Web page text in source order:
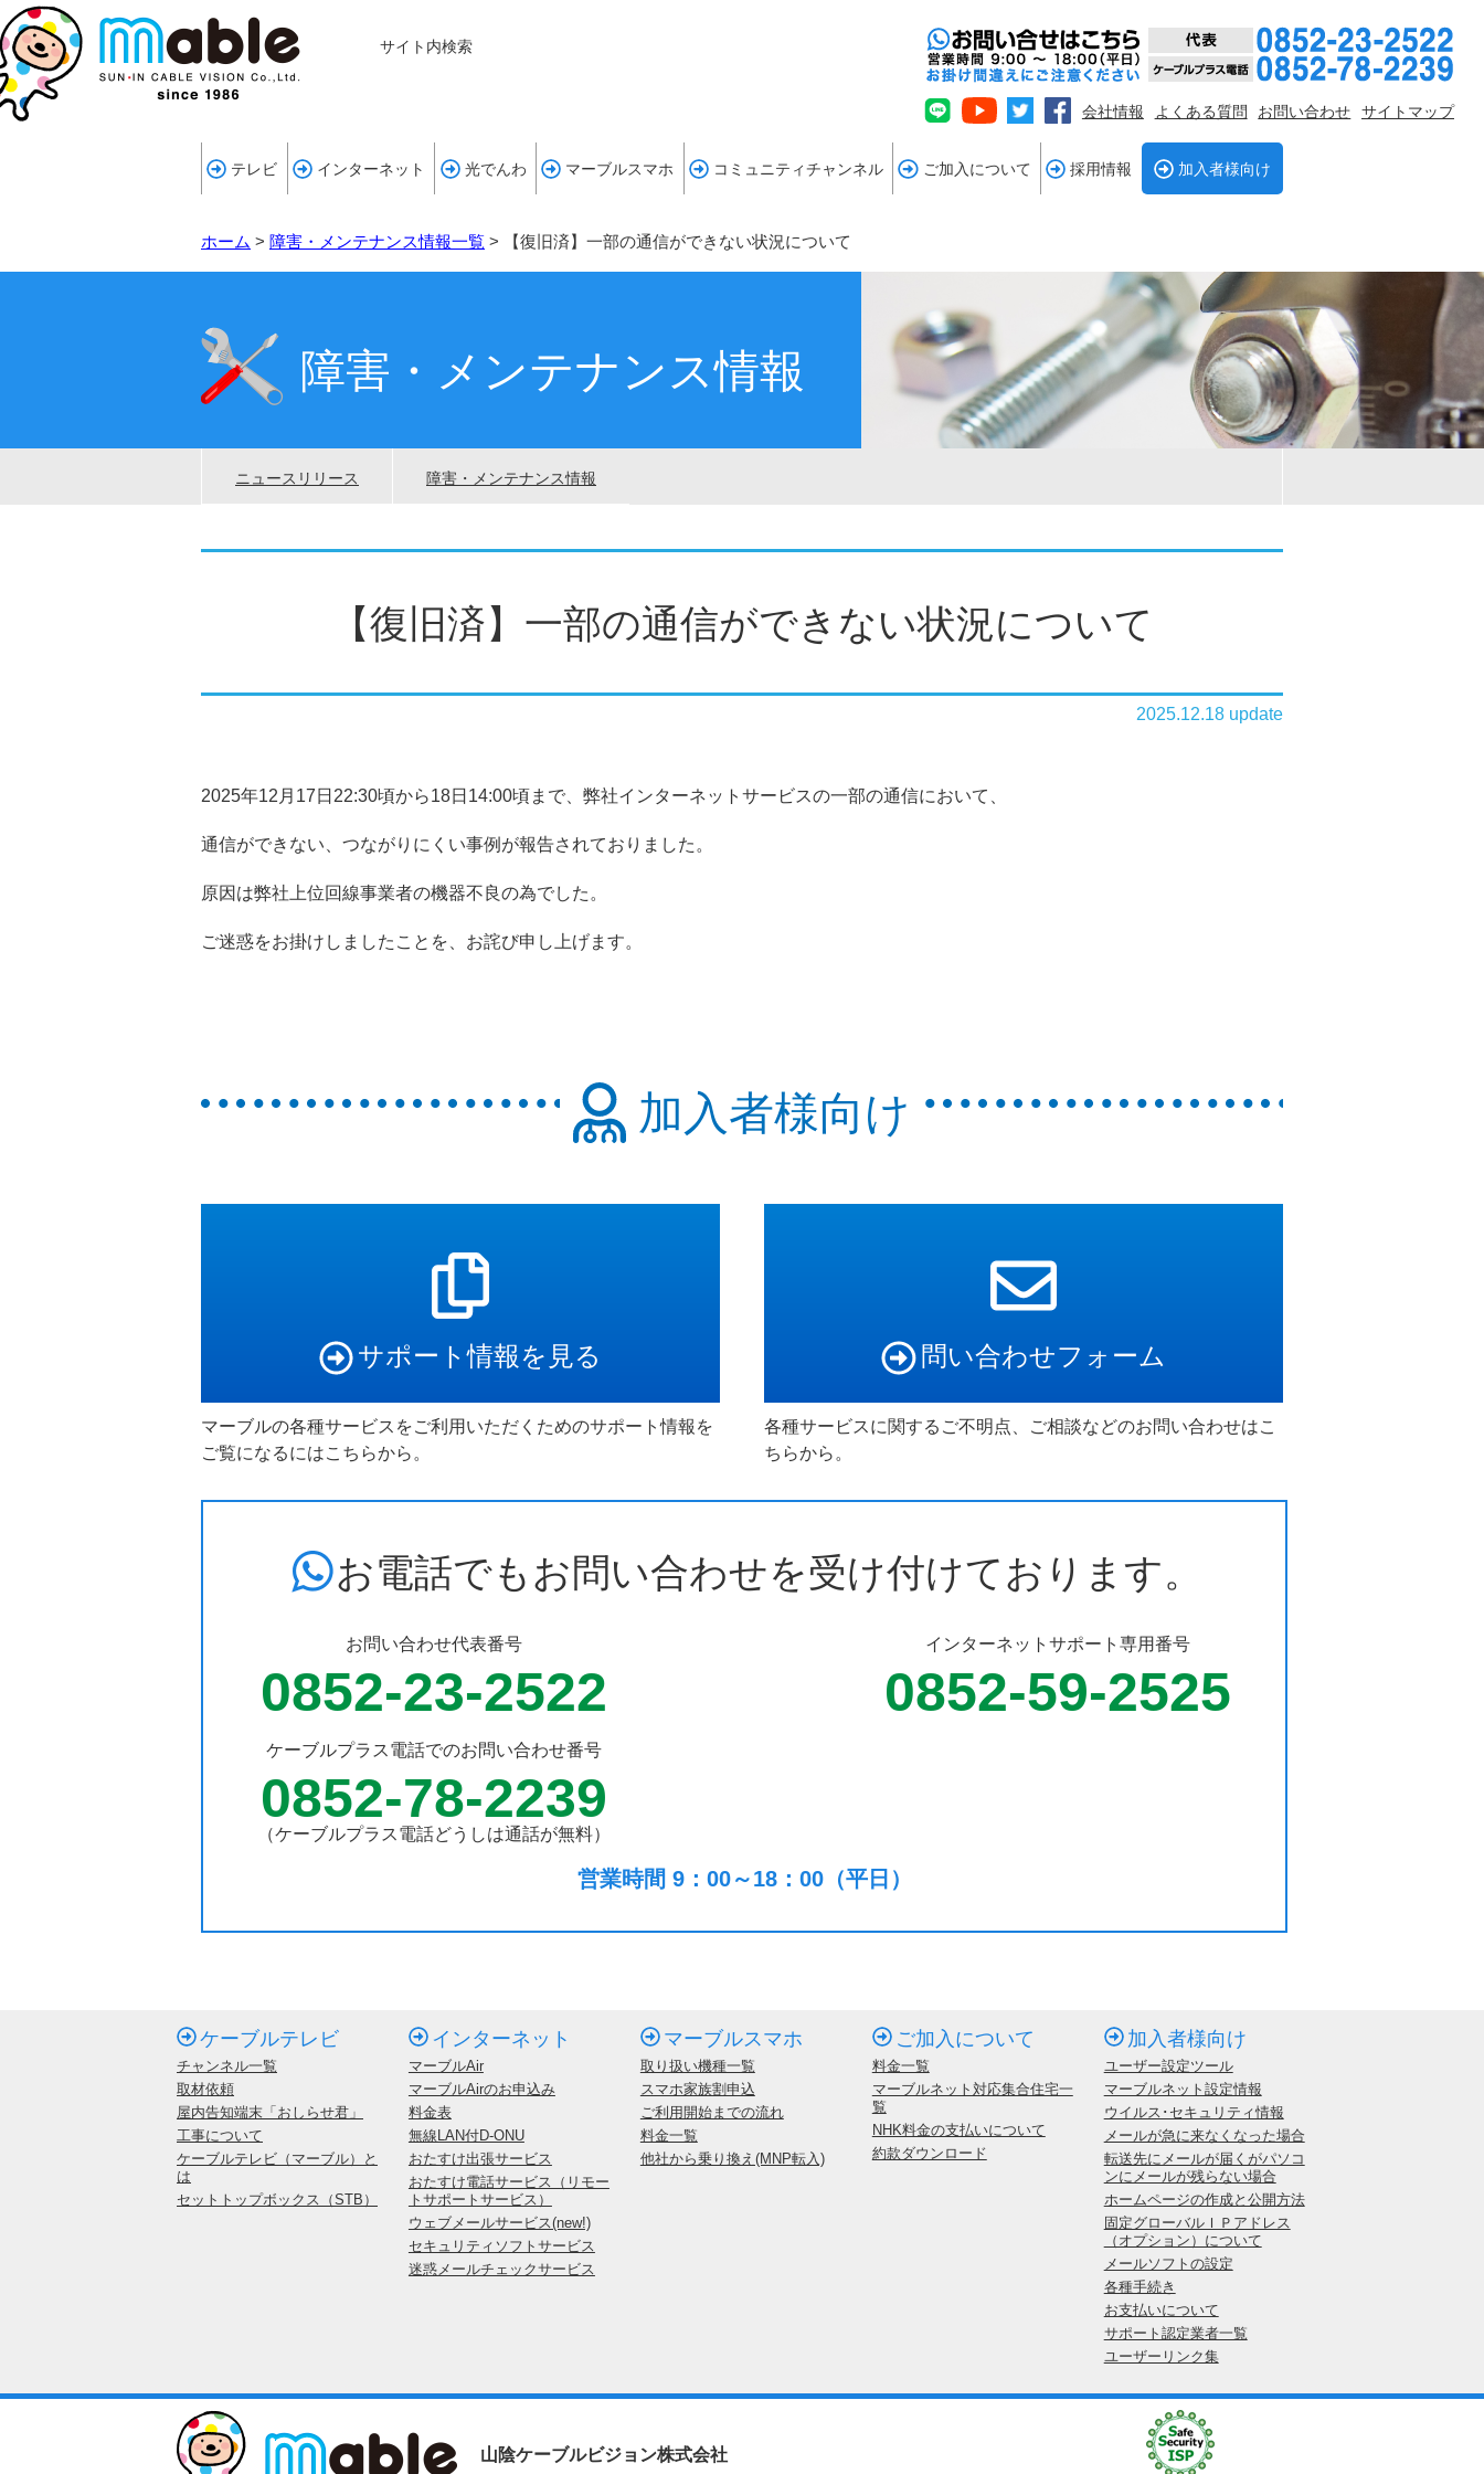
サイト内検索
会社情報 よくある質問 お問い合わせ サイトマップ
テレビ インターネット 光でんわ マーブルスマホ コミュニティチャンネル ご加入について 採用情報 加入者様向け
ホーム > 障害・メンテナンス情報一覧 > 【復旧済】一部の通信ができない状況について
障害・メンテナンス情報
ニュースリリース 障害・メンテナンス情報
【復旧済】一部の通信ができない状況について
2025.12.18 update
2025年12月17日22:30頃から18日14:00頃まで、弊社インターネットサービスの一部の通信において、
通信ができない、つながりにくい事例が報告されておりました。
原因は弊社上位回線事業者の機器不良の為でした。
ご迷惑をお掛けしましたことを、お詫び申し上げます。
加入者様向け
サポート情報を見る
マーブルの各種サービスをご利用いただくためのサポート情報を
ご覧になるにはこちらから。
問い合わせフォーム
各種サービスに関するご不明点、ご相談などのお問い合わせはこ
ちらから。
お電話でもお問い合わせを受け付けております。
お問い合わせ代表番号
0852-23-2522
ケーブルプラス電話でのお問い合わせ番号
0852-78-2239
（ケーブルプラス電話どうしは通話が無料）
インターネットサポート専用番号
0852-59-2525
営業時間 9：00～18：00（平日）
ケーブルテレビ
チャンネル一覧
取材依頼
屋内告知端末「おしらせ君」
工事について
ケーブルテレビ（マーブル）と
は
セットトップボックス（STB）
インターネット
マーブルAir
マーブルAirのお申込み
料金表
無線LAN付D-ONU
おたすけ出張サービス
おたすけ電話サービス（リモー
トサポートサービス）
ウェブメールサービス(new!)
セキュリティソフトサービス
迷惑メールチェックサービス
マーブルスマホ
取り扱い機種一覧
スマホ家族割申込
ご利用開始までの流れ
料金一覧
他社から乗り換え(MNP転入)
ご加入について
料金一覧
マーブルネット対応集合住宅一
覧
NHK料金の支払いについて
約款ダウンロード
加入者様向け
ユーザー設定ツール
マーブルネット設定情報
ウイルス･セキュリティ情報
メールが急に来なくなった場合
転送先にメールが届くがパソコ
ンにメールが残らない場合
ホームページの作成と公開方法
固定グローバルＩＰアドレス
（オプション）について
メールソフトの設定
各種手続き
お支払いについて
サポート認定業者一覧
ユーザーリンク集
山陰ケーブルビジョン株式会社